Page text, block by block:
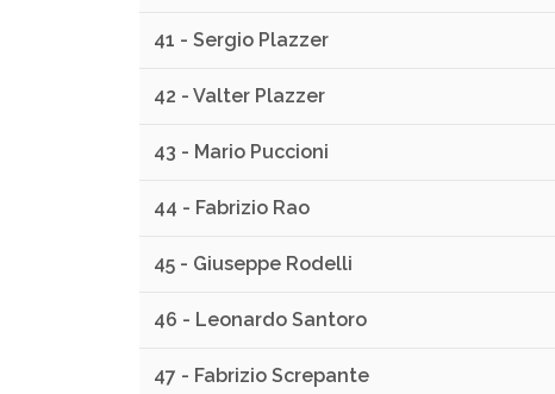
41 - Sergio Plazzer
42 - Valter Plazzer
43 - Mario Puccioni
44 - Fabrizio Rao
45 - Giuseppe Rodelli
46 - Leonardo Santoro
47 - Fabrizio Screpante